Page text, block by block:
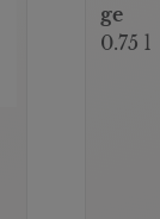
ge
0.75 l